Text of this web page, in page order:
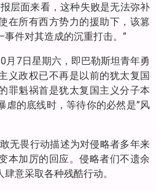
层面来看，这种失败是无法弥补
在所有西方势力的援助下，该篡
件对其造成的沉重打击。”
月7日星期六，即巴勒斯坦青年勇
义政权已不再是以前的犹太复国
罪魁祸首是犹太复国主义分子本
虐的底线时，等待你的必然是”风
无畏行动描述为对侵略者多年来
本加厉的回应。侵略者们不遗余
意采取各种残酷行动。